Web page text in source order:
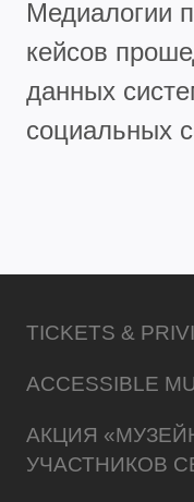
Медиалогии
кейсов
данных
социальных
TICKETS &
ACCESSIBLE
АКЦИЯ
УЧАСТНИКОВ